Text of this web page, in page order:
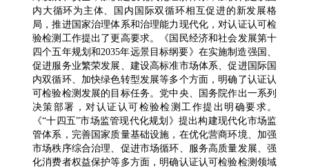
内大循环为主体、国内国际双循环相互促进的新发展格
局，推进国家治理体系和治理能力现代化，对认证认可检
验检测工作提出了更高要求。《国民经济和社会发展第十
四个五年规划和2035年远景目标纲要》在实施制造强国、
促进服务业繁荣发展、建设高标准市场体系、促进国际国
内双循环、加快绿色转型发展等多个方面，明确了认证认
可检验检测发展的目标任务。党中央、国务院作出一系列
决策部署，对认证认可检验检测工作提出明确要求。
《“十四五”市场监管现代化规划》提出构建现代化市场监
管体系，完善国家质量基础设施，在优化营商环境、加强
市场秩序综合治理、促进市场循环、服务高质量发展、强
化消费者权益保护等多方面，明确认证认可检验检测领域